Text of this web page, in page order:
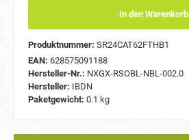
In den Warenkorb
Produktnummer: SR24CAT62FTHB1
EAN: 628575091188
Hersteller-Nr.: NXGX-RSOBL-NBL-002.0
Hersteller: IBDN
Paketgewicht: 0.1 kg